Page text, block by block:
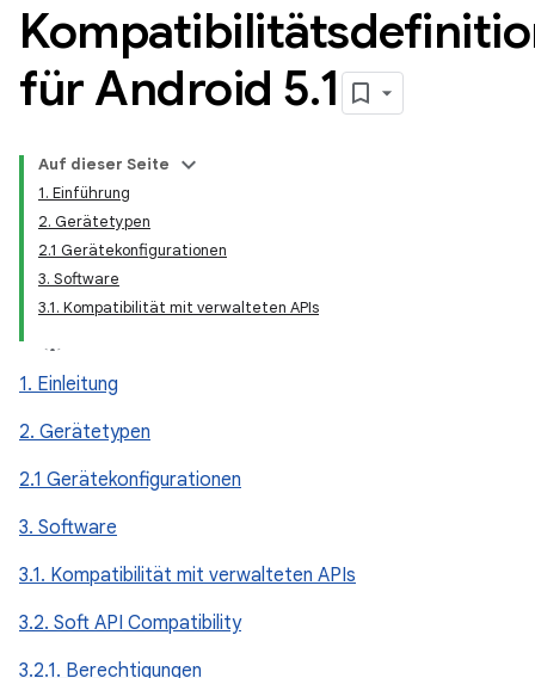
für Android 5.1
Auf dieser Seite
1. Einführung
2. Gerätetypen
2.1 Gerätekonfigurationen
3. Software
3.1. Kompatibilität mit verwalteten APIs
1. Einleitung
2. Gerätetypen
2.1 Gerätekonfigurationen
3. Software
3.1. Kompatibilität mit verwalteten APIs
3.2. Soft API Compatibility
3.2.1. Berechtigungen